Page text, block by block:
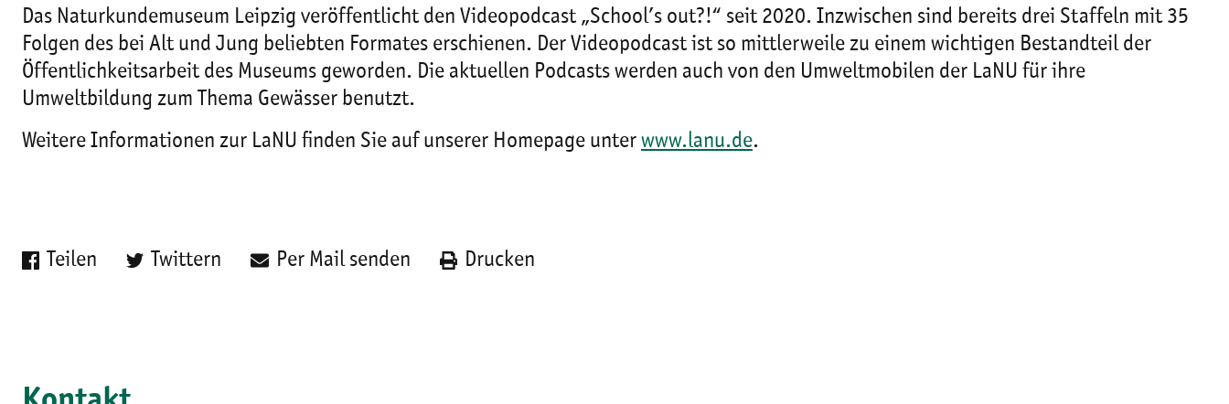
Das Naturkundemuseum Leipzig veröffentlicht den Videopodcast „School’s out?!“ seit 2020. Inzwischen sind bereits drei Staffeln mit 35
Folgen des bei Alt und Jung beliebten Formates erschienen. Der Videopodcast ist so mittlerweile zu einem wichtigen Bestandteil der
Öffentlichkeitsarbeit des Museums geworden. Die aktuellen Podcasts werden auch von den Umweltmobilen der LaNU für ihre
Umweltbildung zum Thema Gewässer benutzt.
Weitere Informationen zur LaNU finden Sie auf unserer Homepage unter www.lanu.de.
Teilen Twittern Per Mail senden Drucken